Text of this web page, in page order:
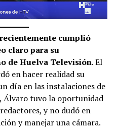
cumplió
claro para su
de Huelva Televisión. El
en hacer realidad su
día en las instalaciones de
Álvaro tuvo la oportunidad
y no dudó en
y manejar una cámara.